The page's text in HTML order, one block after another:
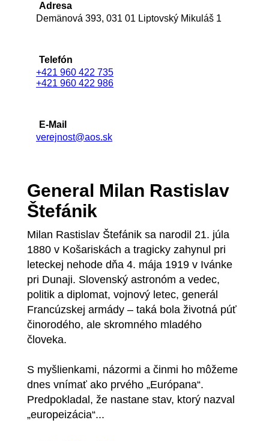
Adresa
Demänová 393, 031 01 Liptovský Mikuláš 1
Telefón
+421 960 422 735
+421 960 422 986
E-Mail
verejnost@aos.sk
General Milan Rastislav
Štefánik
Milan Rastislav Štefánik sa narodil 21. júla
1880 v Košariskách a tragicky zahynul pri
leteckej nehode dňa 4. mája 1919 v Ivánke
pri Dunaji. Slovenský astronóm a vedec,
politik a diplomat, vojnový letec, generál
Francúzskej armády – taká bola životná púť
činorodého, ale skromného mladého
človeka.
S myšlienkami, názormi a činmi ho môžeme
dnes vnímať ako prvého „Európana“.
Predpokladal, že nastane stav, ktorý nazval
„europeizácia“...